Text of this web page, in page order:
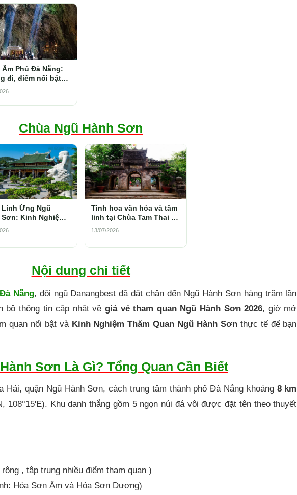
Phủ Đà Nẵng:
đi, điểm nổi bật
nghiệm tham
Chùa Ngũ Hành Sơn
Linh Ứng Ngũ
Sơn: Kinh Nghiệm
Quan, Lịch Sử và
Tinh hoa văn hóa và tâm
linh tại Chùa Tam Thai -
Ngũ Hành Sơn
13/07/2026
Nội dung chi tiết
Nẵng, đội ngũ Danangbest đã đặt chân đến Ngũ Hành Sơn hàng trăm lần
bộ thông tin cập nhật vềgiá vé tham quan Ngũ Hành Sơn 2026, giờ mở
quan nổi bật và Kinh Nghiệm Thăm Quan Ngũ Hành Sơnthực tế để bạn
Sơn Là Gì? Tổng Quan Cần Biết
Hải, quận Ngũ Hành Sơn, cách trung tâm thành phố Đà Nẵng khoảng 8 km
108°15'E). Khu danh thắng gồm 5 ngọn núi đá vôi được đặt tên theo thuyết
, tập trung nhiều điểm tham quan )
Hỏa Sơn Âm và Hỏa Sơn Dương)